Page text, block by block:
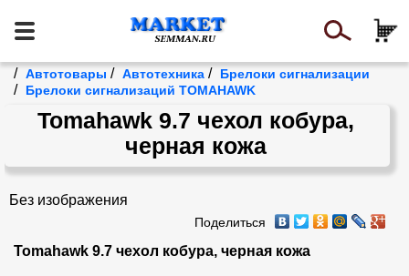
/ Автотовары / Автотехника / Брелоки сигнализации
/ Брелоки сигнализаций TOMAHAWK
Tomahawk 9.7 чехол кобура,
черная кожа
Без изображения
Поделиться
Tomahawk 9.7 чехол кобура, черная кожа